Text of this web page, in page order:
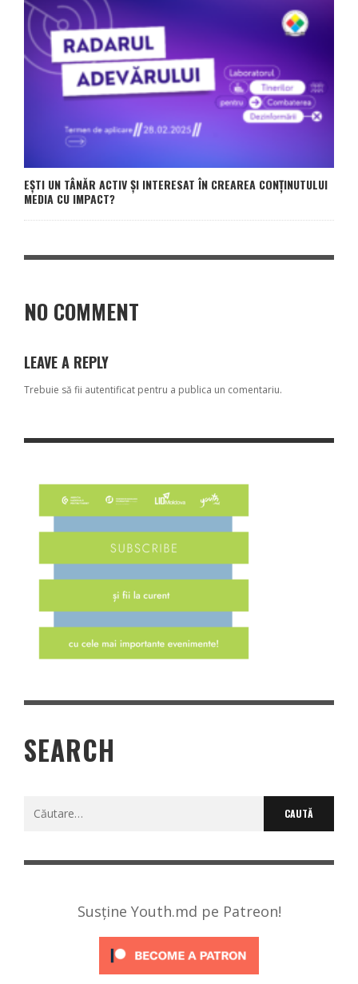
EȘTI UN TÂNĂR ACTIV ȘI INTERESAT ÎN CREAREA CONȚINUTULUI
MEDIA CU IMPACT?
NO COMMENT
LEAVE A REPLY
Trebuie să fii autentificat pentru a publica un comentariu.
SEARCH
Caută
Susține Youth.md pe Patreon!